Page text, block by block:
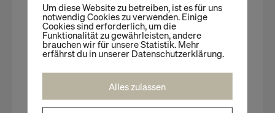
Um diese Website zu betreiben, ist es für uns
notwendig Cookies zu verwenden. Einige
Cookies sind erforderlich, um die
Funktionalität zu gewährleisten, andere
brauchen wir für unsere Statistik. Mehr
erfährst du in unserer Datenschutzerklärung.
Alles zulassen